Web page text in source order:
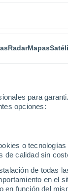
para
opciones:
o
de calidad sin
de todas
en el
en función del
RadarMapas